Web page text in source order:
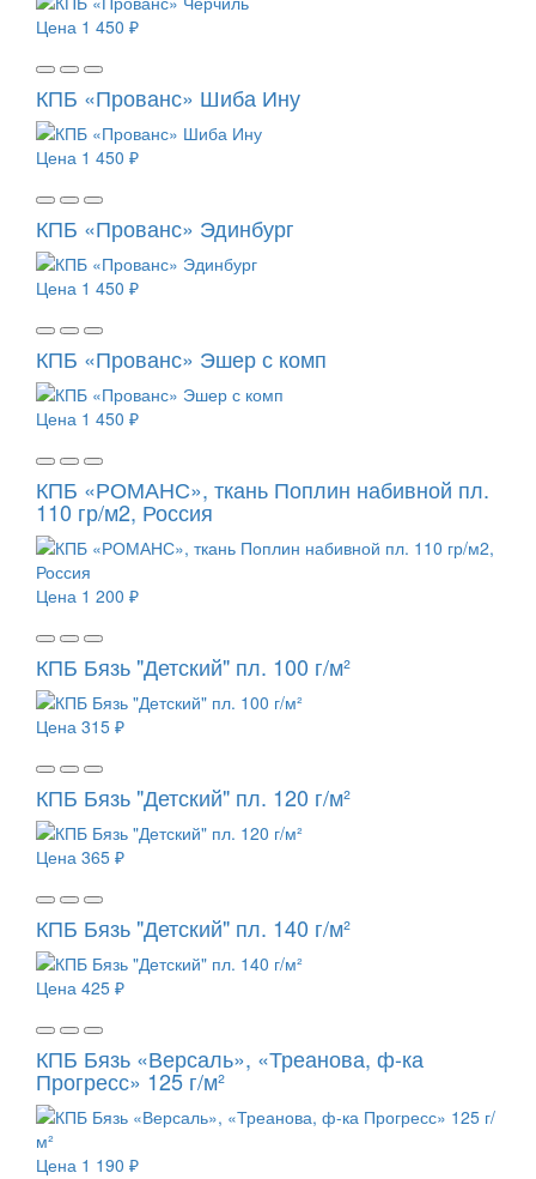
Цена 1 450 ₽
КПБ «Прованс» Шиба Ину
Цена 1 450 ₽
КПБ «Прованс» Эдинбург
Цена 1 450 ₽
КПБ «Прованс» Эшер с комп
Цена 1 450 ₽
КПБ «РОМАНС», ткань Поплин набивной пл.
110 гр/м2, Россия
Цена 1 200 ₽
КПБ Бязь "Детский" пл. 100 г/м²
Цена 315 ₽
КПБ Бязь "Детский" пл. 120 г/м²
Цена 365 ₽
КПБ Бязь "Детский" пл. 140 г/м²
Цена 425 ₽
КПБ Бязь «Версаль», «Треанова, ф-ка
Прогресс» 125 г/м²
Цена 1 190 ₽